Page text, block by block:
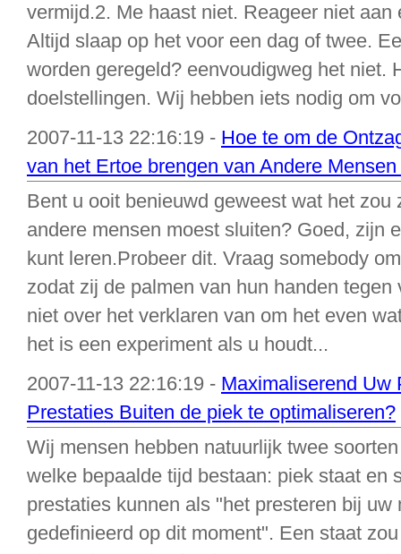
vermijd.2. Me haast niet. Reageer niet
Altijd slaap op het voor een dag of twee.
worden geregeld? eenvoudigweg het niet.
doelstellingen. Wij hebben iets nodig om
2007-11-13 22:16:19 - Hoe te om de
van het Ertoe brengen van Andere
Bent u ooit benieuwd geweest wat het
andere mensen moest sluiten? Goed, zijn
kunt leren.Probeer dit. Vraag somebody
zodat zij de palmen van hun handen
niet over het verklaren van om het even
het is een experiment als u houdt...
2007-11-13 22:16:19 - Maximaliserend Uw
Prestaties Buiten de piek te optimaliseren?
Wij mensen hebben natuurlijk twee
welke bepaalde tijd bestaan: piek staat en
prestaties kunnen als "het presteren bij
gedefinieerd op dit moment". Een staat